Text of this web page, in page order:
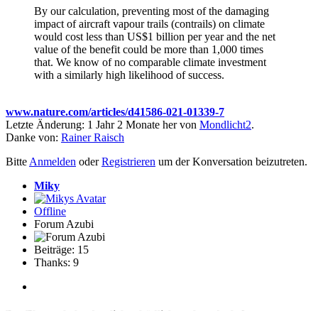
By our calculation, preventing most of the damaging
impact of aircraft vapour trails (contrails) on climate
would cost less than US$1 billion per year and the net
value of the benefit could be more than 1,000 times
that. We know of no comparable climate investment
with a similarly high likelihood of success.
www.nature.com/articles/d41586-021-01339-7
Letzte Änderung: 1 Jahr 2 Monate her von Mondlicht2.
Danke von: Rainer Raisch
Bitte Anmelden oderRegistrieren um der Konversation beizutreten.
Miky
Offline
Forum Azubi
Beiträge: 15
Thanks: 9